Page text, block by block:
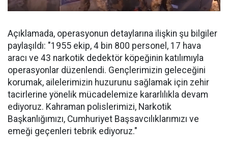
Açıklamada, operasyonun detaylarına ilişkin şu bilgiler
paylaşıldı: "1955 ekip, 4 bin 800 personel, 17 hava
aracı ve 43 narkotik dedektör köpeğinin katılımıyla
operasyonlar düzenlendi. Gençlerimizin geleceğini
korumak, ailelerimizin huzurunu sağlamak için zehir
tacirlerine yönelik mücadelemize kararlılıkla devam
ediyoruz. Kahraman polislerimizi, Narkotik
Başkanlığımızı, Cumhuriyet Başsavcılıklarımızı ve
emeği geçenleri tebrik ediyoruz."